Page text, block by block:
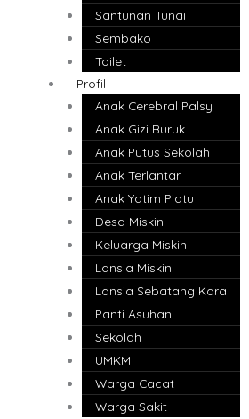
Santunan Tunai
Sembako
Toilet
Profil
Anak Cerebral Palsy
Anak Gizi Buruk
Anak Putus Sekolah
Anak Terlantar
Anak Yatim Piatu
Desa Miskin
Keluarga Miskin
Lansia Miskin
Lansia Sebatang Kara
Panti Asuhan
Sekolah
UMKM
Warga Cacat
Warga Sakit